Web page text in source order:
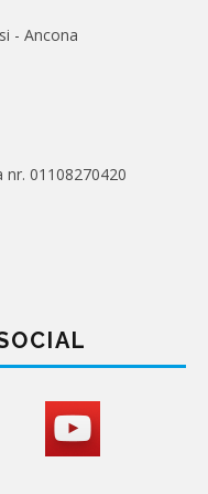
- Ancona
01108270420